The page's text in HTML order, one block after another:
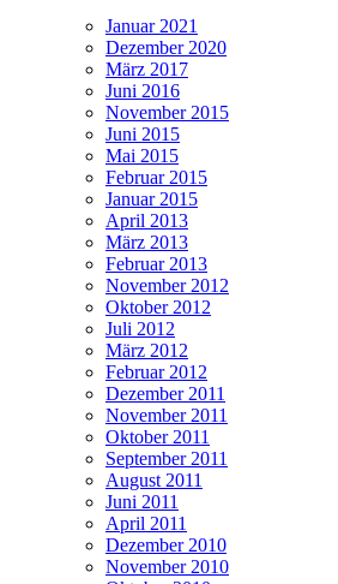
Januar 2021
Dezember 2020
März 2017
Juni 2016
November 2015
Juni 2015
Mai 2015
Februar 2015
Januar 2015
April 2013
März 2013
Februar 2013
November 2012
Oktober 2012
Juli 2012
März 2012
Februar 2012
Dezember 2011
November 2011
Oktober 2011
September 2011
August 2011
Juni 2011
April 2011
Dezember 2010
November 2010